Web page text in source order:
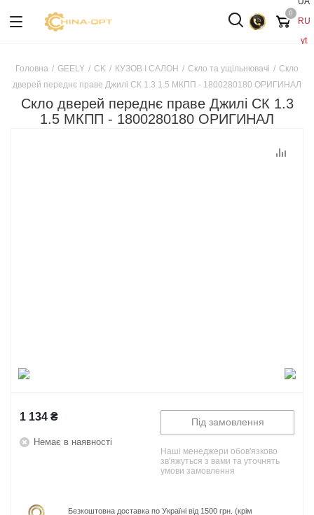
RU
yt
0
Головна / GEELY / CK / КУЗОВ І САЛОН / Скло та ущільнювачі / Скло
дверей переднє праве Джилі СК 1.3 1.5 МКПП - 1800280180 ОРИГИНАЛ
Скло дверей переднє праве Джилі СК 1.3
1.5 МКПП - 1800280180 ОРИГИНАЛ
1 134 ₴
Немає в наявності
Під замовлення
Наші менеджери обов'язково
зв'яжуться з вами та уточнять
умови замовлення
Безкоштовна доставка по Україні від 1500 грн. (крім